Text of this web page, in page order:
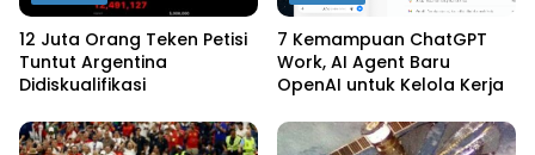
12 Juta Orang Teken Petisi
Tuntut Argentina
Didiskualifikasi
7 Kemampuan ChatGPT
Work, AI Agent Baru
OpenAI untuk Kelola Kerja